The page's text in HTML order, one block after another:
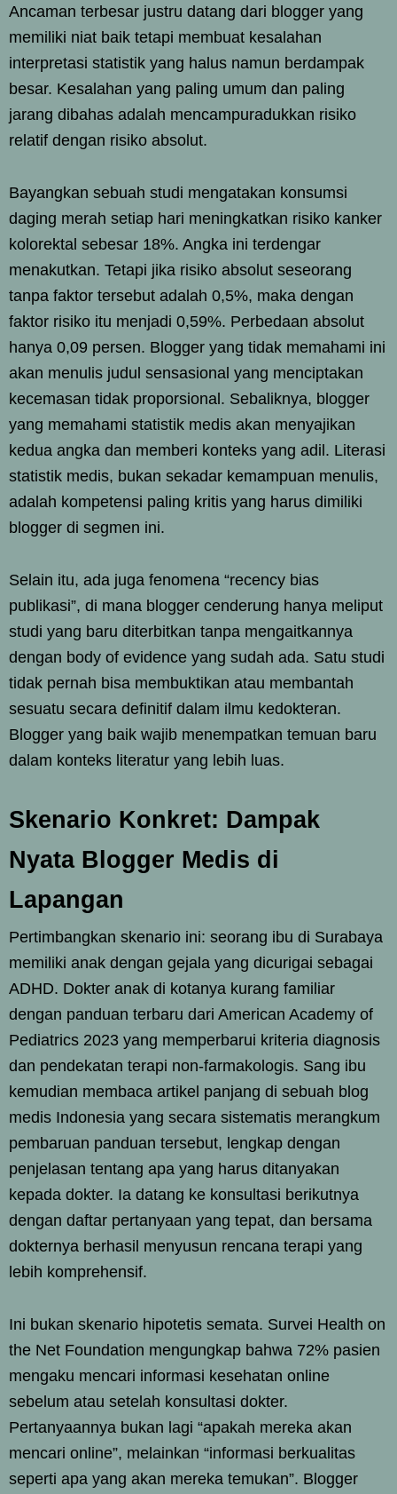
Ancaman terbesar justru datang dari blogger yang
memiliki niat baik tetapi membuat kesalahan
interpretasi statistik yang halus namun berdampak
besar. Kesalahan yang paling umum dan paling
jarang dibahas adalah mencampuradukkan risiko
relatif dengan risiko absolut.
Bayangkan sebuah studi mengatakan konsumsi
daging merah setiap hari meningkatkan risiko kanker
kolorektal sebesar 18%. Angka ini terdengar
menakutkan. Tetapi jika risiko absolut seseorang
tanpa faktor tersebut adalah 0,5%, maka dengan
faktor risiko itu menjadi 0,59%. Perbedaan absolut
hanya 0,09 persen. Blogger yang tidak memahami ini
akan menulis judul sensasional yang menciptakan
kecemasan tidak proporsional. Sebaliknya, blogger
yang memahami statistik medis akan menyajikan
kedua angka dan memberi konteks yang adil. Literasi
statistik medis, bukan sekadar kemampuan menulis,
adalah kompetensi paling kritis yang harus dimiliki
blogger di segmen ini.
Selain itu, ada juga fenomena “recency bias
publikasi”, di mana blogger cenderung hanya meliput
studi yang baru diterbitkan tanpa mengaitkannya
dengan body of evidence yang sudah ada. Satu studi
tidak pernah bisa membuktikan atau membantah
sesuatu secara definitif dalam ilmu kedokteran.
Blogger yang baik wajib menempatkan temuan baru
dalam konteks literatur yang lebih luas.
Skenario Konkret: Dampak
Nyata Blogger Medis di
Lapangan
Pertimbangkan skenario ini: seorang ibu di Surabaya
memiliki anak dengan gejala yang dicurigai sebagai
ADHD. Dokter anak di kotanya kurang familiar
dengan panduan terbaru dari American Academy of
Pediatrics 2023 yang memperbarui kriteria diagnosis
dan pendekatan terapi non-farmakologis. Sang ibu
kemudian membaca artikel panjang di sebuah blog
medis Indonesia yang secara sistematis merangkum
pembaruan panduan tersebut, lengkap dengan
penjelasan tentang apa yang harus ditanyakan
kepada dokter. Ia datang ke konsultasi berikutnya
dengan daftar pertanyaan yang tepat, dan bersama
dokternya berhasil menyusun rencana terapi yang
lebih komprehensif.
Ini bukan skenario hipotetis semata. Survei Health on
the Net Foundation mengungkap bahwa 72% pasien
mengaku mencari informasi kesehatan online
sebelum atau setelah konsultasi dokter.
Pertanyaannya bukan lagi “apakah mereka akan
mencari online”, melainkan “informasi berkualitas
seperti apa yang akan mereka temukan”. Blogger